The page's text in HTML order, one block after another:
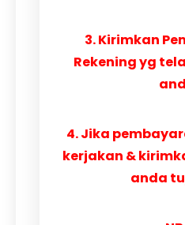
3. Kirimkan
Rekening yg
4. Jika
kerjakan &
anda